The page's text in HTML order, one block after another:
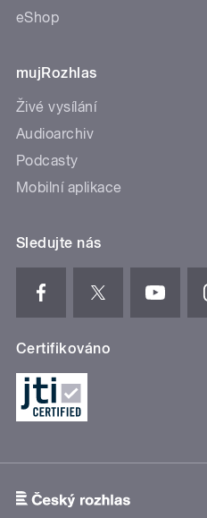
eShop
mujRozhlas
Živé vysílání
Audioarchiv
Podcasty
Mobilní aplikace
Sledujte nás
Certifikováno